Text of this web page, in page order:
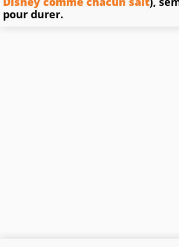
pour durer.